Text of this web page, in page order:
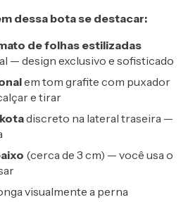
dessa bota se destacar:
de folhas estilizadas
— design exclusivo e sofisticado
em tom grafite com puxador
e tirar
discreto na lateral traseira —
(cerca de 3 cm) — você usa o
visualmente a perna